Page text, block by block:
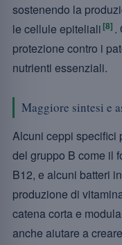
sostenendo la
le cellule epiteliali [8] .
protezione contro i
nutrienti essenziali.
Maggiore sintesi e
Alcuni ceppi specifici
del gruppo B come il
B12, e alcuni batteri
produzione di
catena corta e
anche aiutare a